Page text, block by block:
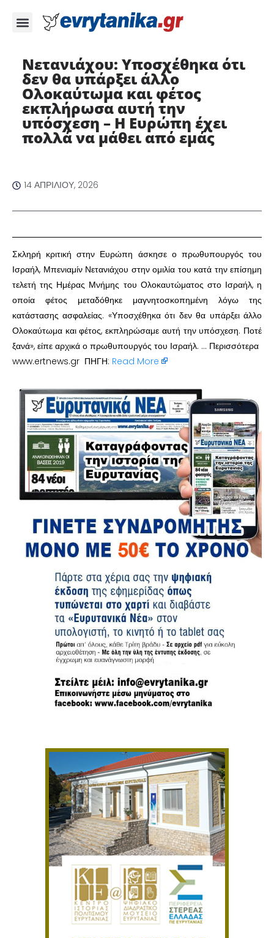
Νετανιάχου: Υποσχέθηκα ότι
δεν θα υπάρξει άλλο
Ολοκαύτωμα και φέτος
εκπλήρωσα αυτή την
υπόσχεση – Η Ευρώπη έχει
πολλά να μάθει από εμάς ​
14 ΑΠΡΙΛΊΟΥ, 2026
​Σκληρή κριτική στην Ευρώπη άσκησε ο πρωθυπουργός του
Ισραήλ, Μπενιαμίν Νετανιάχου στην ομιλία του κατά την επίσημη
τελετή της Ημέρας Μνήμης του Ολοκαυτώματος στο Ισραήλ, η
οποία φέτος μεταδόθηκε μαγνητοσκοπημένη λόγω της
κατάστασης ασφαλείας. «Υποσχέθηκα ότι δεν θα υπάρξει άλλο
Ολοκαύτωμα και φέτος, εκπληρώσαμε αυτή την υπόσχεση. Ποτέ
ξανά», είπε αρχικά ο πρωθυπουργός του Ισραήλ. … Περισσότερα
www.ertnews.gr ΠΗΓΗ: Read More